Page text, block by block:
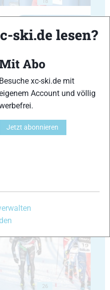
26
ski.de lesen?
Abo
Besuche xc-ski.de mit
Account und völlig
Jetzt abonnieren